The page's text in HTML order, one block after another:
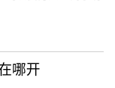
哪开